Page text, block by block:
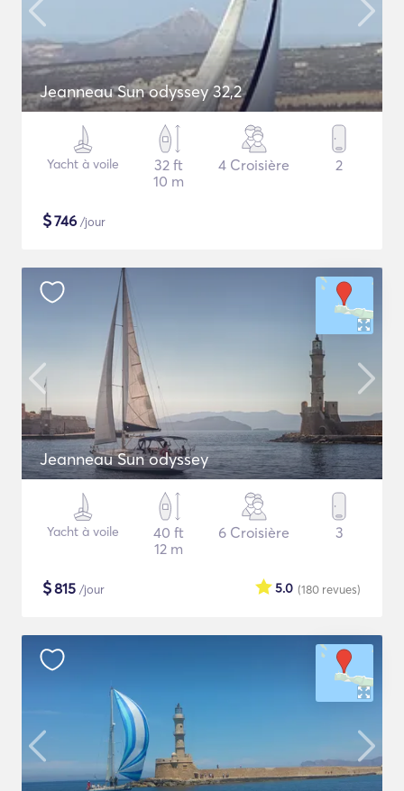
Jeanneau Sun odyssey 32,2
Yacht à voile
32 ft
10 m
4 Croisière 2
$746 /jour
Jeanneau Sun odyssey
Yacht à voile
40 ft
12 m
6 Croisière 3
$815 /jour (180 revues)
5.0